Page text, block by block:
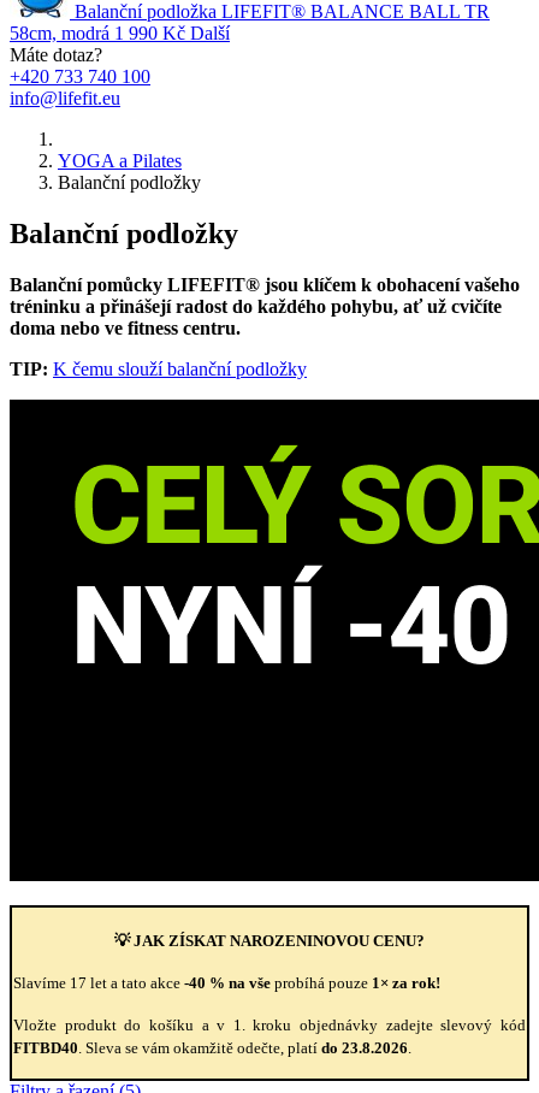
Balanční podložka LIFEFIT® BALANCE BALL TR
58cm, modrá 1 990 Kč Další
Máte dotaz?
+420 733 740 100
info@lifefit.eu
YOGA a Pilates
Balanční podložky
Balanční podložky
Balanční pomůcky LIFEFIT® jsou klíčem k obohacení vašeho
tréninku a přinášejí radost do každého pohybu, ať už cvičíte
doma nebo ve fitness centru.
TIP: K čemu slouží balanční podložky
💡 JAK ZÍSKAT NAROZENINOVOU CENU?
Slavíme 17 let a tato akce -40 % na vše probíhá pouze 1× za rok!
Vložte produkt do košíku a v 1. kroku objednávky zadejte slevový kód
FITBD40 . Sleva se vám okamžitě odečte, platí do 23.8.2026